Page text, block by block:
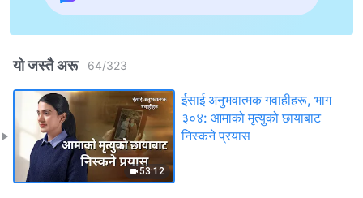
यो जस्तै अरू 64/323
53:12
ईसाई अनुभवात्मक गवाहीहरू, भाग
३०४: आमाको मृत्युको छायाबाट
निस्कने प्रयास